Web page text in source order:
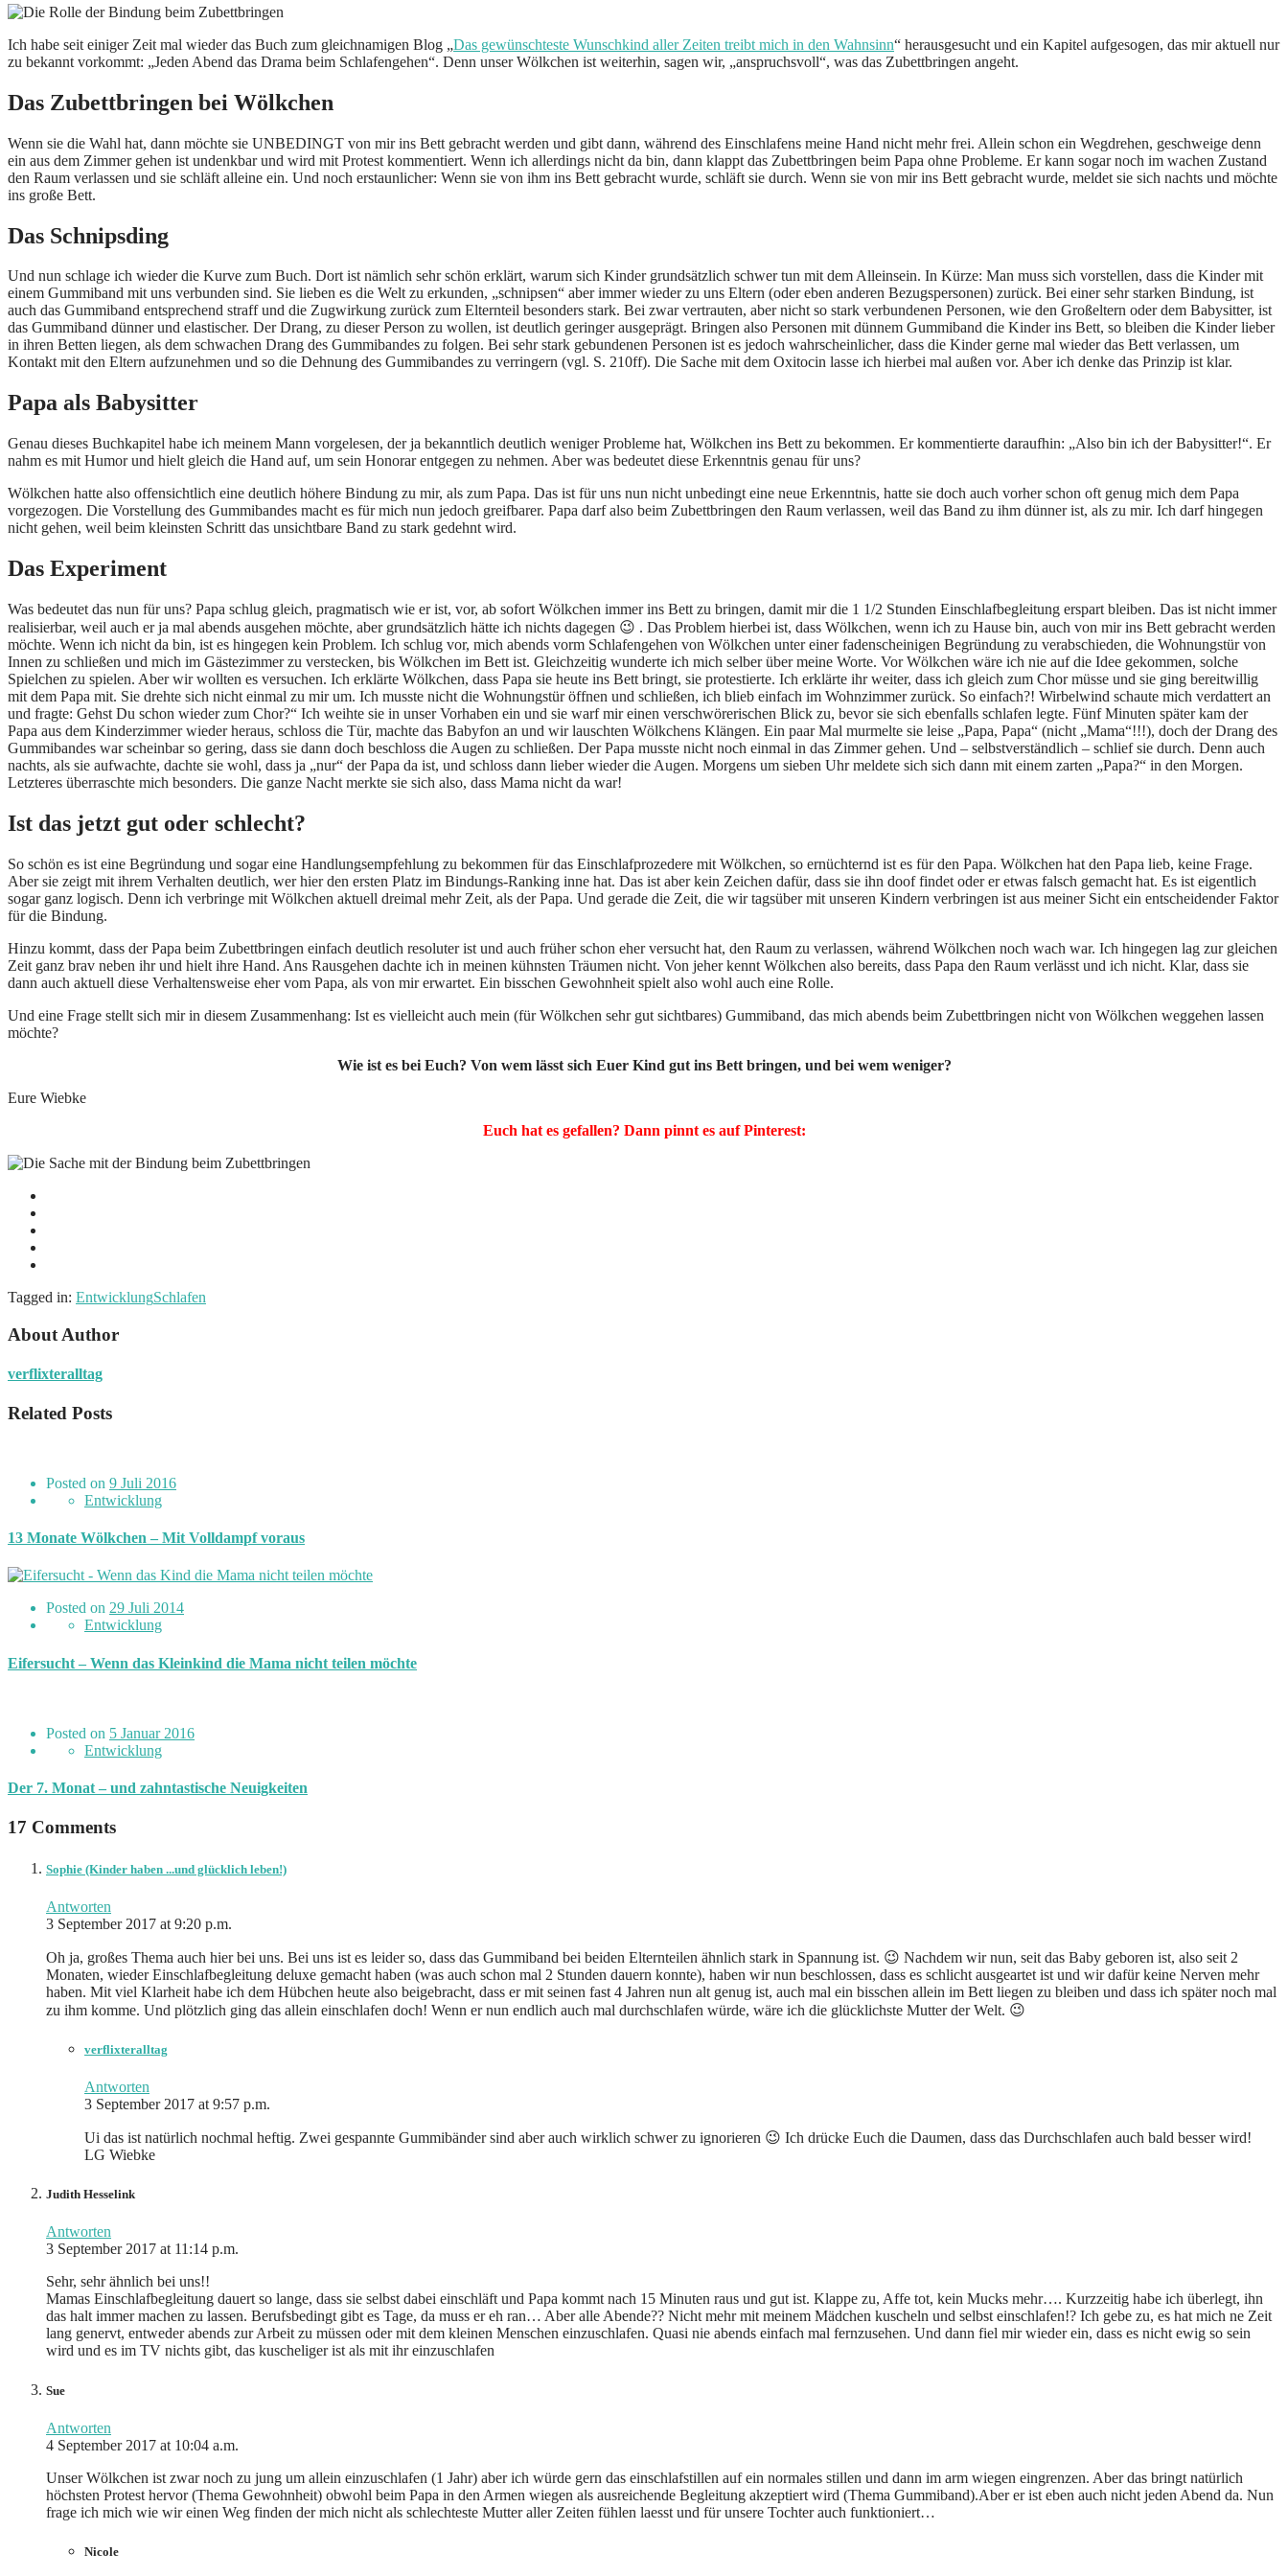
Ich habe seit einiger Zeit mal wieder das Buch zum gleichnamigen Blog „Das gewünschteste Wunschkind aller Zeiten treibt mich in den Wahnsinn“ herausgesucht und ein Kapitel aufgesogen, das mir aktuell nur
zu bekannt vorkommt: „Jeden Abend das Drama beim Schlafengehen“. Denn unser Wölkchen ist weiterhin, sagen wir, „anspruchsvoll“, was das Zubettbringen angeht.
Das Zubettbringen bei Wölkchen
Wenn sie die Wahl hat, dann möchte sie UNBEDINGT von mir ins Bett gebracht werden und gibt dann, während des Einschlafens meine Hand nicht mehr frei. Allein schon ein Wegdrehen, geschweige denn
ein aus dem Zimmer gehen ist undenkbar und wird mit Protest kommentiert. Wenn ich allerdings nicht da bin, dann klappt das Zubettbringen beim Papa ohne Probleme. Er kann sogar noch im wachen Zustand
den Raum verlassen und sie schläft alleine ein. Und noch erstaunlicher: Wenn sie von ihm ins Bett gebracht wurde, schläft sie durch. Wenn sie von mir ins Bett gebracht wurde, meldet sie sich nachts und möchte
ins große Bett.
Das Schnipsding
Und nun schlage ich wieder die Kurve zum Buch. Dort ist nämlich sehr schön erklärt, warum sich Kinder grundsätzlich schwer tun mit dem Alleinsein. In Kürze: Man muss sich vorstellen, dass die Kinder mit
einem Gummiband mit uns verbunden sind. Sie lieben es die Welt zu erkunden, „schnipsen“ aber immer wieder zu uns Eltern (oder eben anderen Bezugspersonen) zurück. Bei einer sehr starken Bindung, ist
auch das Gummiband entsprechend straff und die Zugwirkung zurück zum Elternteil besonders stark. Bei zwar vertrauten, aber nicht so stark verbundenen Personen, wie den Großeltern oder dem Babysitter, ist
das Gummiband dünner und elastischer. Der Drang, zu dieser Person zu wollen, ist deutlich geringer ausgeprägt. Bringen also Personen mit dünnem Gummiband die Kinder ins Bett, so bleiben die Kinder lieber
in ihren Betten liegen, als dem schwachen Drang des Gummibandes zu folgen. Bei sehr stark gebundenen Personen ist es jedoch wahrscheinlicher, dass die Kinder gerne mal wieder das Bett verlassen, um
Kontakt mit den Eltern aufzunehmen und so die Dehnung des Gummibandes zu verringern (vgl. S. 210ff). Die Sache mit dem Oxitocin lasse ich hierbei mal außen vor. Aber ich denke das Prinzip ist klar.
Papa als Babysitter
Genau dieses Buchkapitel habe ich meinem Mann vorgelesen, der ja bekanntlich deutlich weniger Probleme hat, Wölkchen ins Bett zu bekommen. Er kommentierte daraufhin: „Also bin ich der Babysitter!“. Er
nahm es mit Humor und hielt gleich die Hand auf, um sein Honorar entgegen zu nehmen. Aber was bedeutet diese Erkenntnis genau für uns?
Wölkchen hatte also offensichtlich eine deutlich höhere Bindung zu mir, als zum Papa. Das ist für uns nun nicht unbedingt eine neue Erkenntnis, hatte sie doch auch vorher schon oft genug mich dem Papa
vorgezogen. Die Vorstellung des Gummibandes macht es für mich nun jedoch greifbarer. Papa darf also beim Zubettbringen den Raum verlassen, weil das Band zu ihm dünner ist, als zu mir. Ich darf hingegen
nicht gehen, weil beim kleinsten Schritt das unsichtbare Band zu stark gedehnt wird.
Das Experiment
Was bedeutet das nun für uns? Papa schlug gleich, pragmatisch wie er ist, vor, ab sofort Wölkchen immer ins Bett zu bringen, damit mir die 1 1/2 Stunden Einschlafbegleitung erspart bleiben. Das ist nicht immer
realisierbar, weil auch er ja mal abends ausgehen möchte, aber grundsätzlich hätte ich nichts dagegen 😉 . Das Problem hierbei ist, dass Wölkchen, wenn ich zu Hause bin, auch von mir ins Bett gebracht werden
möchte. Wenn ich nicht da bin, ist es hingegen kein Problem. Ich schlug vor, mich abends vorm Schlafengehen von Wölkchen unter einer fadenscheinigen Begründung zu verabschieden, die Wohnungstür von
Innen zu schließen und mich im Gästezimmer zu verstecken, bis Wölkchen im Bett ist. Gleichzeitig wunderte ich mich selber über meine Worte. Vor Wölkchen wäre ich nie auf die Idee gekommen, solche
Spielchen zu spielen. Aber wir wollten es versuchen. Ich erklärte Wölkchen, dass Papa sie heute ins Bett bringt, sie protestierte. Ich erklärte ihr weiter, dass ich gleich zum Chor müsse und sie ging bereitwillig
mit dem Papa mit. Sie drehte sich nicht einmal zu mir um. Ich musste nicht die Wohnungstür öffnen und schließen, ich blieb einfach im Wohnzimmer zurück. So einfach?! Wirbelwind schaute mich verdattert an
und fragte: Gehst Du schon wieder zum Chor?“ Ich weihte sie in unser Vorhaben ein und sie warf mir einen verschwörerischen Blick zu, bevor sie sich ebenfalls schlafen legte. Fünf Minuten später kam der
Papa aus dem Kinderzimmer wieder heraus, schloss die Tür, machte das Babyfon an und wir lauschten Wölkchens Klängen. Ein paar Mal murmelte sie leise „Papa, Papa“ (nicht „Mama“!!!), doch der Drang des
Gummibandes war scheinbar so gering, dass sie dann doch beschloss die Augen zu schließen. Der Papa musste nicht noch einmal in das Zimmer gehen. Und – selbstverständlich – schlief sie durch. Denn auch
nachts, als sie aufwachte, dachte sie wohl, dass ja „nur“ der Papa da ist, und schloss dann lieber wieder die Augen. Morgens um sieben Uhr meldete sich sich dann mit einem zarten „Papa?“ in den Morgen.
Letzteres überraschte mich besonders. Die ganze Nacht merkte sie sich also, dass Mama nicht da war!
Ist das jetzt gut oder schlecht?
So schön es ist eine Begründung und sogar eine Handlungsempfehlung zu bekommen für das Einschlafprozedere mit Wölkchen, so ernüchternd ist es für den Papa. Wölkchen hat den Papa lieb, keine Frage.
Aber sie zeigt mit ihrem Verhalten deutlich, wer hier den ersten Platz im Bindungs-Ranking inne hat. Das ist aber kein Zeichen dafür, dass sie ihn doof findet oder er etwas falsch gemacht hat. Es ist eigentlich
sogar ganz logisch. Denn ich verbringe mit Wölkchen aktuell dreimal mehr Zeit, als der Papa. Und gerade die Zeit, die wir tagsüber mit unseren Kindern verbringen ist aus meiner Sicht ein entscheidender Faktor
für die Bindung.
Hinzu kommt, dass der Papa beim Zubettbringen einfach deutlich resoluter ist und auch früher schon eher versucht hat, den Raum zu verlassen, während Wölkchen noch wach war. Ich hingegen lag zur gleichen
Zeit ganz brav neben ihr und hielt ihre Hand. Ans Rausgehen dachte ich in meinen kühnsten Träumen nicht. Von jeher kennt Wölkchen also bereits, dass Papa den Raum verlässt und ich nicht. Klar, dass sie
dann auch aktuell diese Verhaltensweise eher vom Papa, als von mir erwartet. Ein bisschen Gewohnheit spielt also wohl auch eine Rolle.
Und eine Frage stellt sich mir in diesem Zusammenhang: Ist es vielleicht auch mein (für Wölkchen sehr gut sichtbares) Gummiband, das mich abends beim Zubettbringen nicht von Wölkchen weggehen lassen
möchte?
Wie ist es bei Euch? Von wem lässt sich Euer Kind gut ins Bett bringen, und bei wem weniger?
Eure Wiebke
Euch hat es gefallen? Dann pinnt es auf Pinterest:
Tagged in: EntwicklungSchlafen
About Author
verflixteralltag
Related Posts
Posted on 9 Juli 2016
Entwicklung
13 Monate Wölkchen – Mit Volldampf voraus
Posted on 29 Juli 2014
Entwicklung
Eifersucht – Wenn das Kleinkind die Mama nicht teilen möchte
Posted on 5 Januar 2016
Entwicklung
Der 7. Monat – und zahntastische Neuigkeiten
17 Comments
Sophie (Kinder haben ...und glücklich leben!)
Antworten
3 September 2017 at 9:20 p.m.
Oh ja, großes Thema auch hier bei uns. Bei uns ist es leider so, dass das Gummiband bei beiden Elternteilen ähnlich stark in Spannung ist. 😉 Nachdem wir nun, seit das Baby geboren ist, also seit 2
Monaten, wieder Einschlafbegleitung deluxe gemacht haben (was auch schon mal 2 Stunden dauern konnte), haben wir nun beschlossen, dass es schlicht ausgeartet ist und wir dafür keine Nerven mehr
haben. Mit viel Klarheit habe ich dem Hübchen heute also beigebracht, dass er mit seinen fast 4 Jahren nun alt genug ist, auch mal ein bisschen allein im Bett liegen zu bleiben und dass ich später noch mal
zu ihm komme. Und plötzlich ging das allein einschlafen doch! Wenn er nun endlich auch mal durchschlafen würde, wäre ich die glücklichste Mutter der Welt. 😉
verflixteralltag
Antworten
3 September 2017 at 9:57 p.m.
Ui das ist natürlich nochmal heftig. Zwei gespannte Gummibänder sind aber auch wirklich schwer zu ignorieren 😉 Ich drücke Euch die Daumen, dass das Durchschlafen auch bald besser wird!
LG Wiebke
Judith Hesselink
Antworten
3 September 2017 at 11:14 p.m.
Sehr, sehr ähnlich bei uns!!
Mamas Einschlafbegleitung dauert so lange, dass sie selbst dabei einschläft und Papa kommt nach 15 Minuten raus und gut ist. Klappe zu, Affe tot, kein Mucks mehr…. Kurzzeitig habe ich überlegt, ihn
das halt immer machen zu lassen. Berufsbedingt gibt es Tage, da muss er eh ran… Aber alle Abende?? Nicht mehr mit meinem Mädchen kuscheln und selbst einschlafen!? Ich gebe zu, es hat mich ne Zeit
lang genervt, entweder abends zur Arbeit zu müssen oder mit dem kleinen Menschen einzuschlafen. Quasi nie abends einfach mal fernzusehen. Und dann fiel mir wieder ein, dass es nicht ewig so sein
wird und es im TV nichts gibt, das kuscheliger ist als mit ihr einzuschlafen
Sue
Antworten
4 September 2017 at 10:04 a.m.
Unser Wölkchen ist zwar noch zu jung um allein einzuschlafen (1 Jahr) aber ich würde gern das einschlafstillen auf ein normales stillen und dann im arm wiegen eingrenzen. Aber das bringt natürlich
höchsten Protest hervor (Thema Gewohnheit) obwohl beim Papa in den Armen wiegen als ausreichende Begleitung akzeptiert wird (Thema Gummiband).Aber er ist eben auch nicht jeden Abend da. Nun
frage ich mich wie wir einen Weg finden der mich nicht als schlechteste Mutter aller Zeiten fühlen laesst und für unsere Tochter auch funktioniert…
Nicole